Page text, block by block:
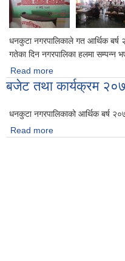
धनकुटा नगरपालिकाले गत आर्थिक बर्ष
गतेका दिन नगरपालिका हलमा सम्पन्न
Read more
बजेट तथा कार्यक्रम
धनकुटा नगरपालिकाको आर्थिक बर्ष
Read more